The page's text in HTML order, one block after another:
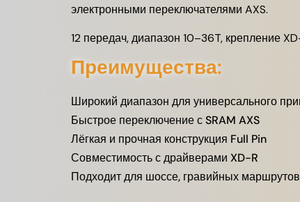
электронными переключателями AXS.
12 передач, диапазон 10–36T, крепление
Преимущества:
Широкий диапазон для универсального
Быстрое переключение с SRAM AXS
Лёгкая и прочная конструкция Full Pin
Совместимость с драйверами XD-R
Подходит для шоссе, гравийных